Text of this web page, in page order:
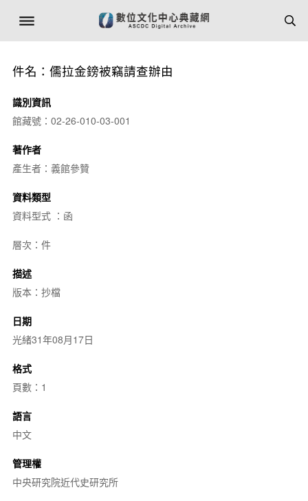
件名：儒拉金鎊被竊請查辦由
識別資訊
館藏號：02-26-010-03-001
著作者
產生者：義館參贊
資料類型
資料型式 ：函
層次：件
描述
版本：抄檔
日期
光緒31年08月17日
格式
頁數：1
語言
中文
管理權
中央研究院近代史研究所